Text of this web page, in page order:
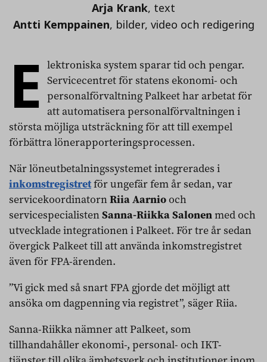
Arja Krank, text
Antti Kemppainen, bilder, video och redigering
E lektroniska system sparar tid och pengar.
Servicecentret för statens ekonomi- och
personalförvaltning Palkeet har arbetat för
att automatisera personalförvaltningen i
största möjliga utsträckning för att till exempel
förbättra lönerapporteringsprocessen.
När löneutbetalningssystemet integrerades i
inkomstregistretför ungefär fem år sedan, var
servicekoordinatornRiia Aarniooch
servicespecialistenSanna-Riikka Salonenmed och
utvecklade integrationen i Palkeet. För tre år sedan
övergick Palkeet till att använda inkomstregistret
även för FPA-ärenden.
”Vi gick med så snart FPA gjorde det möjligt att
ansöka om dagpenning via registret”, säger Riia.
Sanna-Riikka nämner att Palkeet, som
tillhandahåller ekonomi-, personal- och IKT-